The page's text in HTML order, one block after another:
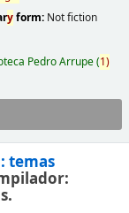
yform: Not fiction
Pedro Arrupe(1)
temas